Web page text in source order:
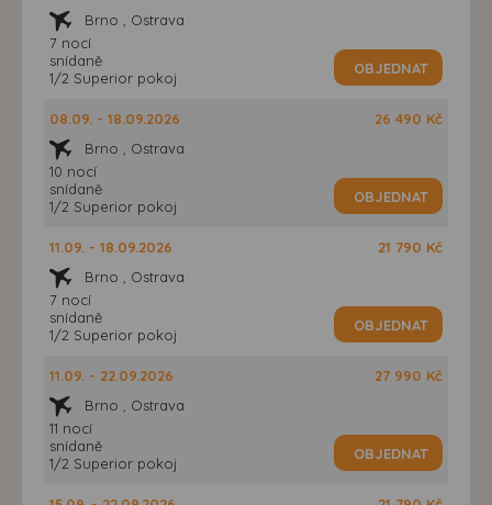
Brno , Ostrava
7 nocí
snídaně
1/2 Superior pokoj
OBJEDNAT
08.09. - 18.09.2026
Brno , Ostrava
10 nocí
snídaně
1/2 Superior pokoj
26 490 Kč
OBJEDNAT
11.09. - 18.09.2026
Brno , Ostrava
7 nocí
snídaně
1/2 Superior pokoj
21 790 Kč
OBJEDNAT
11.09. - 22.09.2026
Brno , Ostrava
11 nocí
snídaně
1/2 Superior pokoj
27 990 Kč
OBJEDNAT